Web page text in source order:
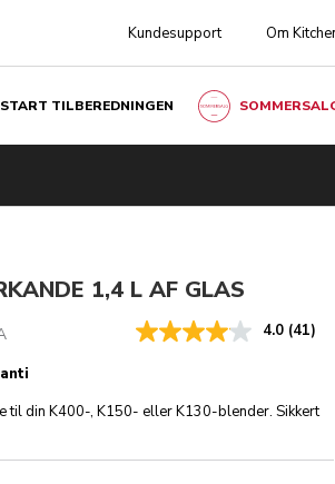
Kundesupport Om
START TILBEREDNINGEN
1,4 L AF GLAS
4.0 (41)
til din K400-, K150- eller K130-blender. Sikkert